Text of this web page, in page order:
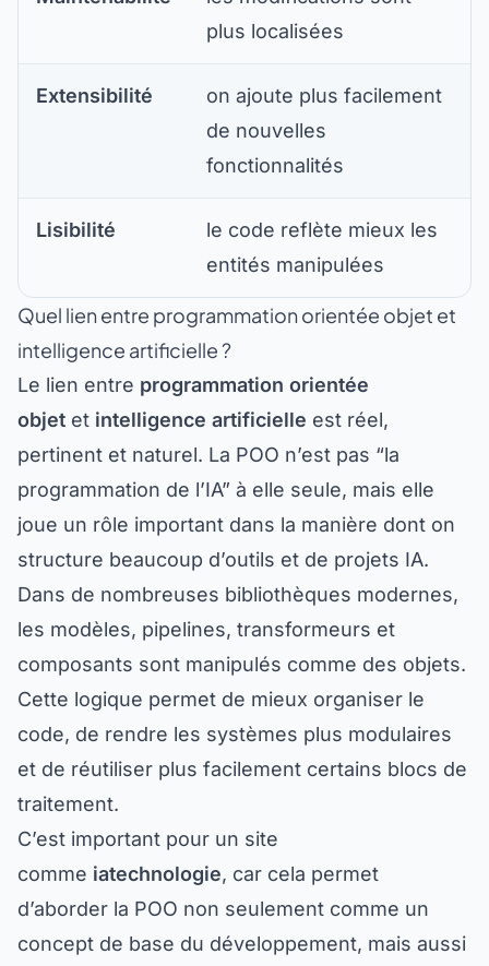
plus localisées
Extensibilité
on ajoute plus facilement
de nouvelles
fonctionnalités
Lisibilité
le code reflète mieux les
entités manipulées
Quel lien entre programmation orientée objet et
intelligence artificielle ?
Le lien entre programmation orientée
objet et intelligence artificielle est réel,
pertinent et naturel. La POO n’est pas “la
programmation de l’IA” à elle seule, mais elle
joue un rôle important dans la manière dont on
structure beaucoup d’outils et de projets IA.
Dans de nombreuses bibliothèques modernes,
les modèles, pipelines, transformeurs et
composants sont manipulés comme des objets.
Cette logique permet de mieux organiser le
code, de rendre les systèmes plus modulaires
et de réutiliser plus facilement certains blocs de
traitement.
C’est important pour un site
comme iatechnologie, car cela permet
d’aborder la POO non seulement comme un
concept de base du développement, mais aussi